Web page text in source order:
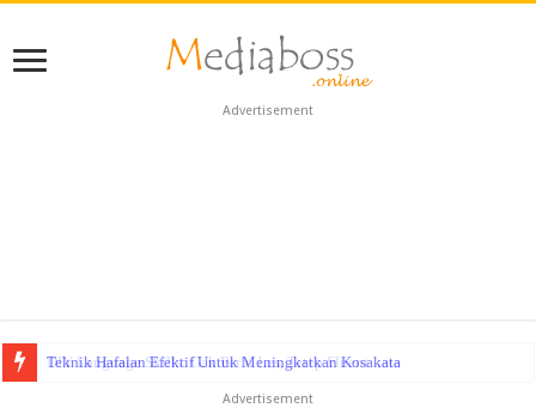
Advertisement
Teknik Hafalan Efektif Untuk Meningkatkan Kosakata
Advertisement